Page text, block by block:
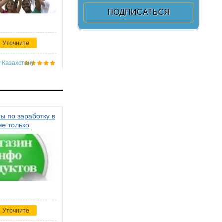
Уточните
Казахстану
по заработку в
только
Уточните